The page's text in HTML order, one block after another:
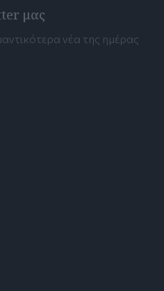
μας
νέα της ημέρας